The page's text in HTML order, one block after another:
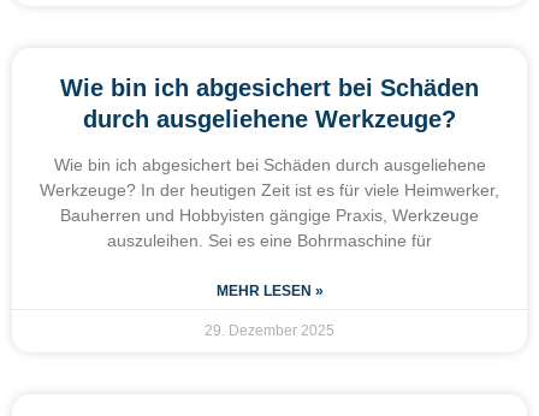
Wie bin ich abgesichert bei Schäden
durch ausgeliehene Werkzeuge?
Wie bin ich abgesichert bei Schäden durch ausgeliehene
Werkzeuge? In der heutigen Zeit ist es für viele Heimwerker,
Bauherren und Hobbyisten gängige Praxis, Werkzeuge
auszuleihen. Sei es eine Bohrmaschine für
MEHR LESEN »
29. Dezember 2025